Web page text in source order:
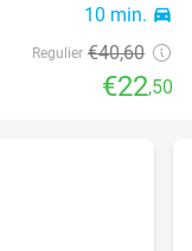
10 min. directions_car
Regulier €40,60
€22,50